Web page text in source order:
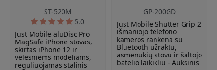
ST-520M
5.0
Just Mobile aluDisc Pro
MagSafe iPhone stovas,
skirtas iPhone 12 ir
vėlesniems modeliams,
reguliuojamas stalinis
GP-200GD
Just Mobile Shutter Grip 2
išmaniojo telefono
kameros rankena su
Bluetooth užraktu,
asmenukių stovu ir šaltojo
batelio laikikliu - Auksinis